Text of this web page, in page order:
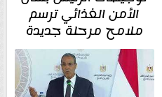
الأمن الغذائي ترسم
ملامح مرحلة جديدة